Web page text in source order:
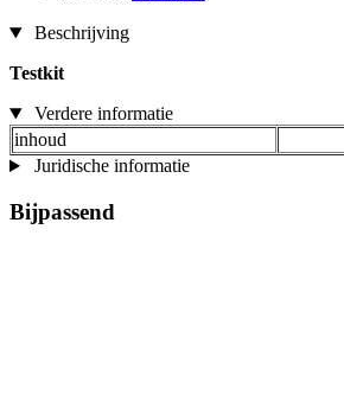
Beschrijving
Testkit
Verdere informatie
inhoud
Juridische informatie
Bijpassend